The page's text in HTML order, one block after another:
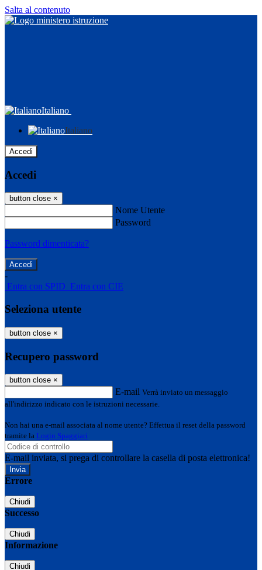
Salta al contenuto
Italiano
Italiano
Accedi
Accedi
button close ×
Nome Utente
Password
Password dimenticata?
-
Entra con SPID Entra con CIE
Seleziona utente
button close ×
Recupero password
button close ×
E-mail Verrà inviato un messaggio
all'indirizzo indicato con le istruzioni necessarie.
Non hai una e-mail associata al nome utente? Effettua il reset della password
tramite la Login Spaggiari
E-mail inviata, si prega di controllare la casella di posta elettronica!
Errore
Chiudi
Successo
Chiudi
Informazione
Chiudi